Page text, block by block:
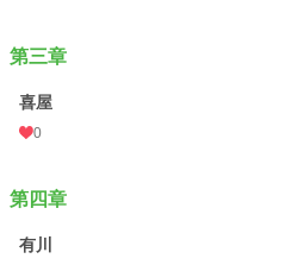
第三章
喜屋
0
第四章
有川